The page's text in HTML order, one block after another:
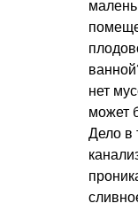
нет
может
Дело в